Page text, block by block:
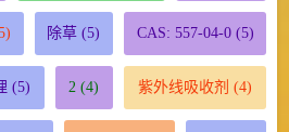
除草 (5) CAS: 557-04-0(5)
(5) 2 (4) 紫外线吸收剂 (4)